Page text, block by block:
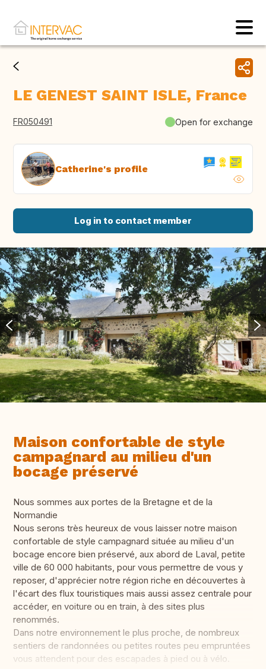
LE GENEST SAINT ISLE, France
FR050491 Open for exchange
Catherine's profile
Log in to contact member
Maison confortable de style
campagnard au milieu d'un
bocage préservé
Nous sommes aux portes de la Bretagne et de la
Normandie
Nous serons très heureux de vous laisser notre maison
confortable de style campagnard située au milieu d'un
bocage encore bien préservé, aux abord de Laval, petite
ville de 60 000 habitants, pour vous permettre de vous y
reposer, d'apprécier notre région riche en découvertes à
l'écart des flux touristiques mais aussi assez centrale pour
accéder, en voiture ou en train, à des sites plus
renommés.
Dans notre environnement le plus proche, de nombreux
sentiers de randonnées ou petites routes peu empruntées
vous attendent pour des escapades à pied ou à vélo.